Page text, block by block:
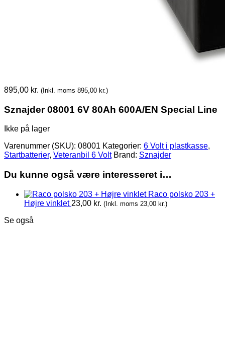
895,00 kr. (Inkl. moms 895,00 kr.)
Sznajder 08001 6V 80Ah 600A/EN Special Line
Ikke på lager
Varenummer (SKU): 08001 Kategorier: 6 Volt i plastkasse,
Startbatterier, Veteranbil 6 Volt Brand: Sznajder
Du kunne også være interesseret i…
Raco polsko 203 +
Højre vinklet 23,00 kr. (Inkl. moms 23,00 kr.)
Se også